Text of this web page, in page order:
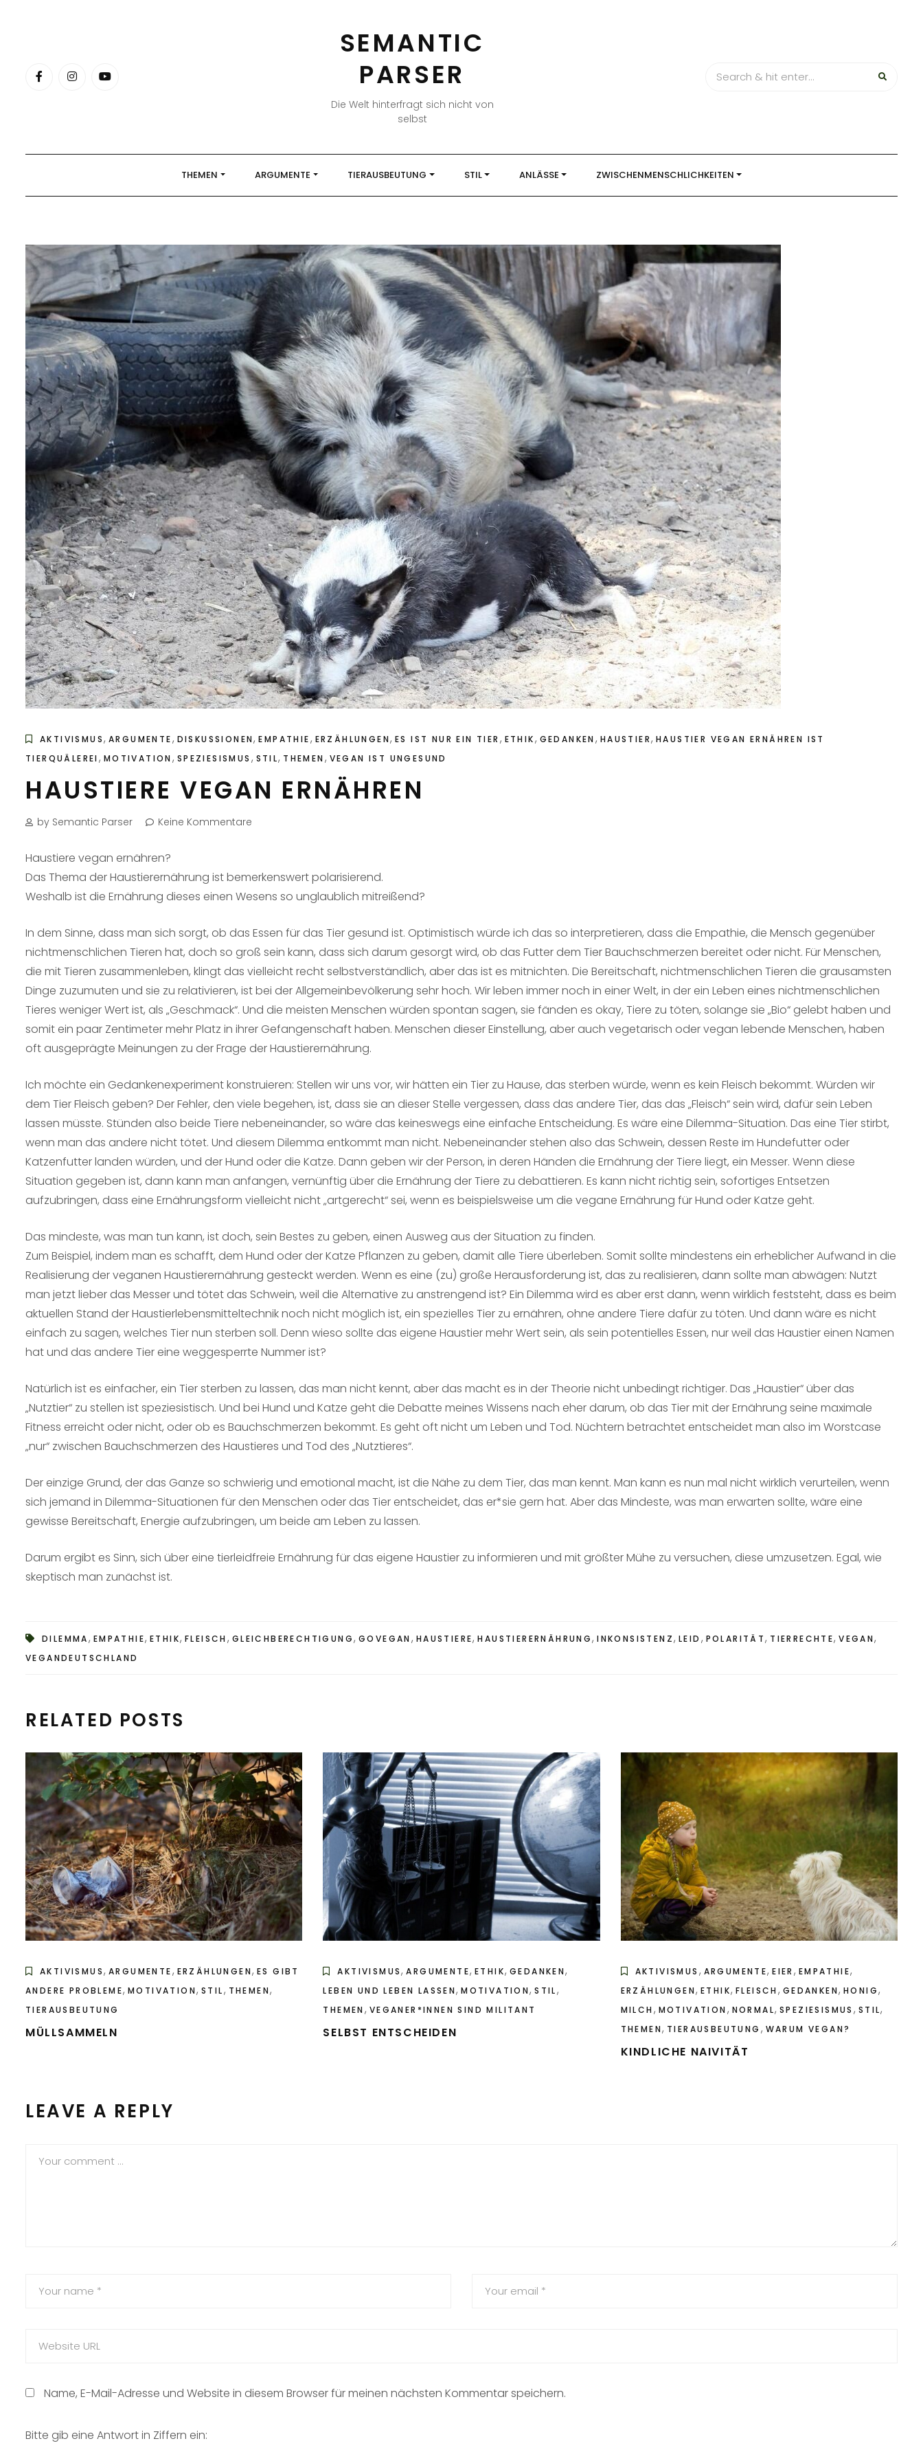
SEMANTIC
PARSER
Die Welt hinterfragt sich nicht von
selbst
THEMEN ARGUMENTE TIERAUSBEUTUNG STIL ANLÄSSE ZWISCHENMENSCHLICHKEITEN
AKTIVISMUS, ARGUMENTE, DISKUSSIONEN,EMPATHIE, ERZÄHLUNGEN,ES IST NUR EIN TIER , ETHIK, GEDANKEN , HAUSTIER,HAUSTIER VEGAN ERNÄHREN IST
TIERQUÄLEREI, MOTIVATION , SPEZIESISMUS , STIL, THEMEN , VEGAN IST UNGESUND
HAUSTIERE VEGAN ERNÄHREN
by Semantic Parser Keine Kommentare
Haustiere vegan ernähren?
Das Thema der Haustierernährung ist bemerkenswert polarisierend.
Weshalb ist die Ernährung dieses einen Wesens so unglaublich mitreißend?
In dem Sinne, dass man sich sorgt, ob das Essen für das Tier gesund ist. Optimistisch würde ich das so interpretieren, dass die Empathie, die Mensch gegenüber
nichtmenschlichen Tieren hat, doch so groß sein kann, dass sich darum gesorgt wird, ob das Futter dem Tier Bauchschmerzen bereitet oder nicht. Für Menschen,
die mit Tieren zusammenleben, klingt das vielleicht recht selbstverständlich, aber das ist es mitnichten. Die Bereitschaft, nichtmenschlichen Tieren die grausamsten
Dinge zuzumuten und sie zu relativieren, ist bei der Allgemeinbevölkerung sehr hoch. Wir leben immer noch in einer Welt, in der ein Leben eines nichtmenschlichen
Tieres weniger Wert ist, als „Geschmack“. Und die meisten Menschen würden spontan sagen, sie fänden es okay, Tiere zu töten, solange sie „Bio“ gelebt haben und
somit ein paar Zentimeter mehr Platz in ihrer Gefangenschaft haben. Menschen dieser Einstellung, aber auch vegetarisch oder vegan lebende Menschen, haben
oft ausgeprägte Meinungen zu der Frage der Haustierernährung.
Ich möchte ein Gedankenexperiment konstruieren: Stellen wir uns vor, wir hätten ein Tier zu Hause, das sterben würde, wenn es kein Fleisch bekommt. Würden wir
dem Tier Fleisch geben? Der Fehler, den viele begehen, ist, dass sie an dieser Stelle vergessen, dass das andere Tier, das das „Fleisch“ sein wird, dafür sein Leben
lassen müsste. Stünden also beide Tiere nebeneinander, so wäre das keineswegs eine einfache Entscheidung. Es wäre eine Dilemma-Situation. Das eine Tier stirbt,
wenn man das andere nicht tötet. Und diesem Dilemma entkommt man nicht. Nebeneinander stehen also das Schwein, dessen Reste im Hundefutter oder
Katzenfutter landen würden, und der Hund oder die Katze. Dann geben wir der Person, in deren Händen die Ernährung der Tiere liegt, ein Messer. Wenn diese
Situation gegeben ist, dann kann man anfangen, vernünftig über die Ernährung der Tiere zu debattieren. Es kann nicht richtig sein, sofortiges Entsetzen
aufzubringen, dass eine Ernährungsform vielleicht nicht „artgerecht“ sei, wenn es beispielsweise um die vegane Ernährung für Hund oder Katze geht.
Das mindeste, was man tun kann, ist doch, sein Bestes zu geben, einen Ausweg aus der Situation zu finden.
Zum Beispiel, indem man es schafft, dem Hund oder der Katze Pflanzen zu geben, damit alle Tiere überleben. Somit sollte mindestens ein erheblicher Aufwand in die
Realisierung der veganen Haustierernährung gesteckt werden. Wenn es eine (zu) große Herausforderung ist, das zu realisieren, dann sollte man abwägen: Nutzt
man jetzt lieber das Messer und tötet das Schwein, weil die Alternative zu anstrengend ist? Ein Dilemma wird es aber erst dann, wenn wirklich feststeht, dass es beim
aktuellen Stand der Haustierlebensmitteltechnik noch nicht möglich ist, ein spezielles Tier zu ernähren, ohne andere Tiere dafür zu töten. Und dann wäre es nicht
einfach zu sagen, welches Tier nun sterben soll. Denn wieso sollte das eigene Haustier mehr Wert sein, als sein potentielles Essen, nur weil das Haustier einen Namen
hat und das andere Tier eine weggesperrte Nummer ist?
Natürlich ist es einfacher, ein Tier sterben zu lassen, das man nicht kennt, aber das macht es in der Theorie nicht unbedingt richtiger. Das „Haustier“ über das
„Nutztier“ zu stellen ist speziesistisch. Und bei Hund und Katze geht die Debatte meines Wissens nach eher darum, ob das Tier mit der Ernährung seine maximale
Fitness erreicht oder nicht, oder ob es Bauchschmerzen bekommt. Es geht oft nicht um Leben und Tod. Nüchtern betrachtet entscheidet man also im Worstcase
„nur“ zwischen Bauchschmerzen des Haustieres und Tod des „Nutztieres“.
Der einzige Grund, der das Ganze so schwierig und emotional macht, ist die Nähe zu dem Tier, das man kennt. Man kann es nun mal nicht wirklich verurteilen, wenn
sich jemand in Dilemma-Situationen für den Menschen oder das Tier entscheidet, das er*sie gern hat. Aber das Mindeste, was man erwarten sollte, wäre eine
gewisse Bereitschaft, Energie aufzubringen, um beide am Leben zu lassen.
Darum ergibt es Sinn, sich über eine tierleidfreie Ernährung für das eigene Haustier zu informieren und mit größter Mühe zu versuchen, diese umzusetzen. Egal, wie
skeptisch man zunächst ist.
DILEMMA, EMPATHIE,ETHIK,FLEISCH , GLEICHBERECHTIGUNG,GOVEGAN , HAUSTIERE,HAUSTIERERNÄHRUNG,INKONSISTENZ,LEID , POLARITÄT, TIERRECHTE,VEGAN,
VEGANDEUTSCHLAND
RELATED POSTS
AKTIVISMUS, ARGUMENTE, ERZÄHLUNGEN,ES GIBT
ANDERE PROBLEME, MOTIVATION, STIL, THEMEN,
TIERAUSBEUTUNG
MÜLLSAMMELN
AKTIVISMUS,ARGUMENTE, ETHIK, GEDANKEN,
LEBEN UND LEBEN LASSEN,MOTIVATION,STIL,
THEMEN , VEGANER*INNEN SIND MILITANT
SELBST ENTSCHEIDEN
AKTIVISMUS , ARGUMENTE,EIER , EMPATHIE,
ERZÄHLUNGEN,ETHIK,FLEISCH , GEDANKEN,HONIG,
MILCH , MOTIVATION , NORMAL,SPEZIESISMUS , STIL,
THEMEN, TIERAUSBEUTUNG , WARUM VEGAN?
KINDLICHE NAIVITÄT
LEAVE A REPLY
Name, E-Mail-Adresse und Website in diesem Browser für meinen nächsten Kommentar speichern.
Bitte gib eine Antwort in Ziffern ein: